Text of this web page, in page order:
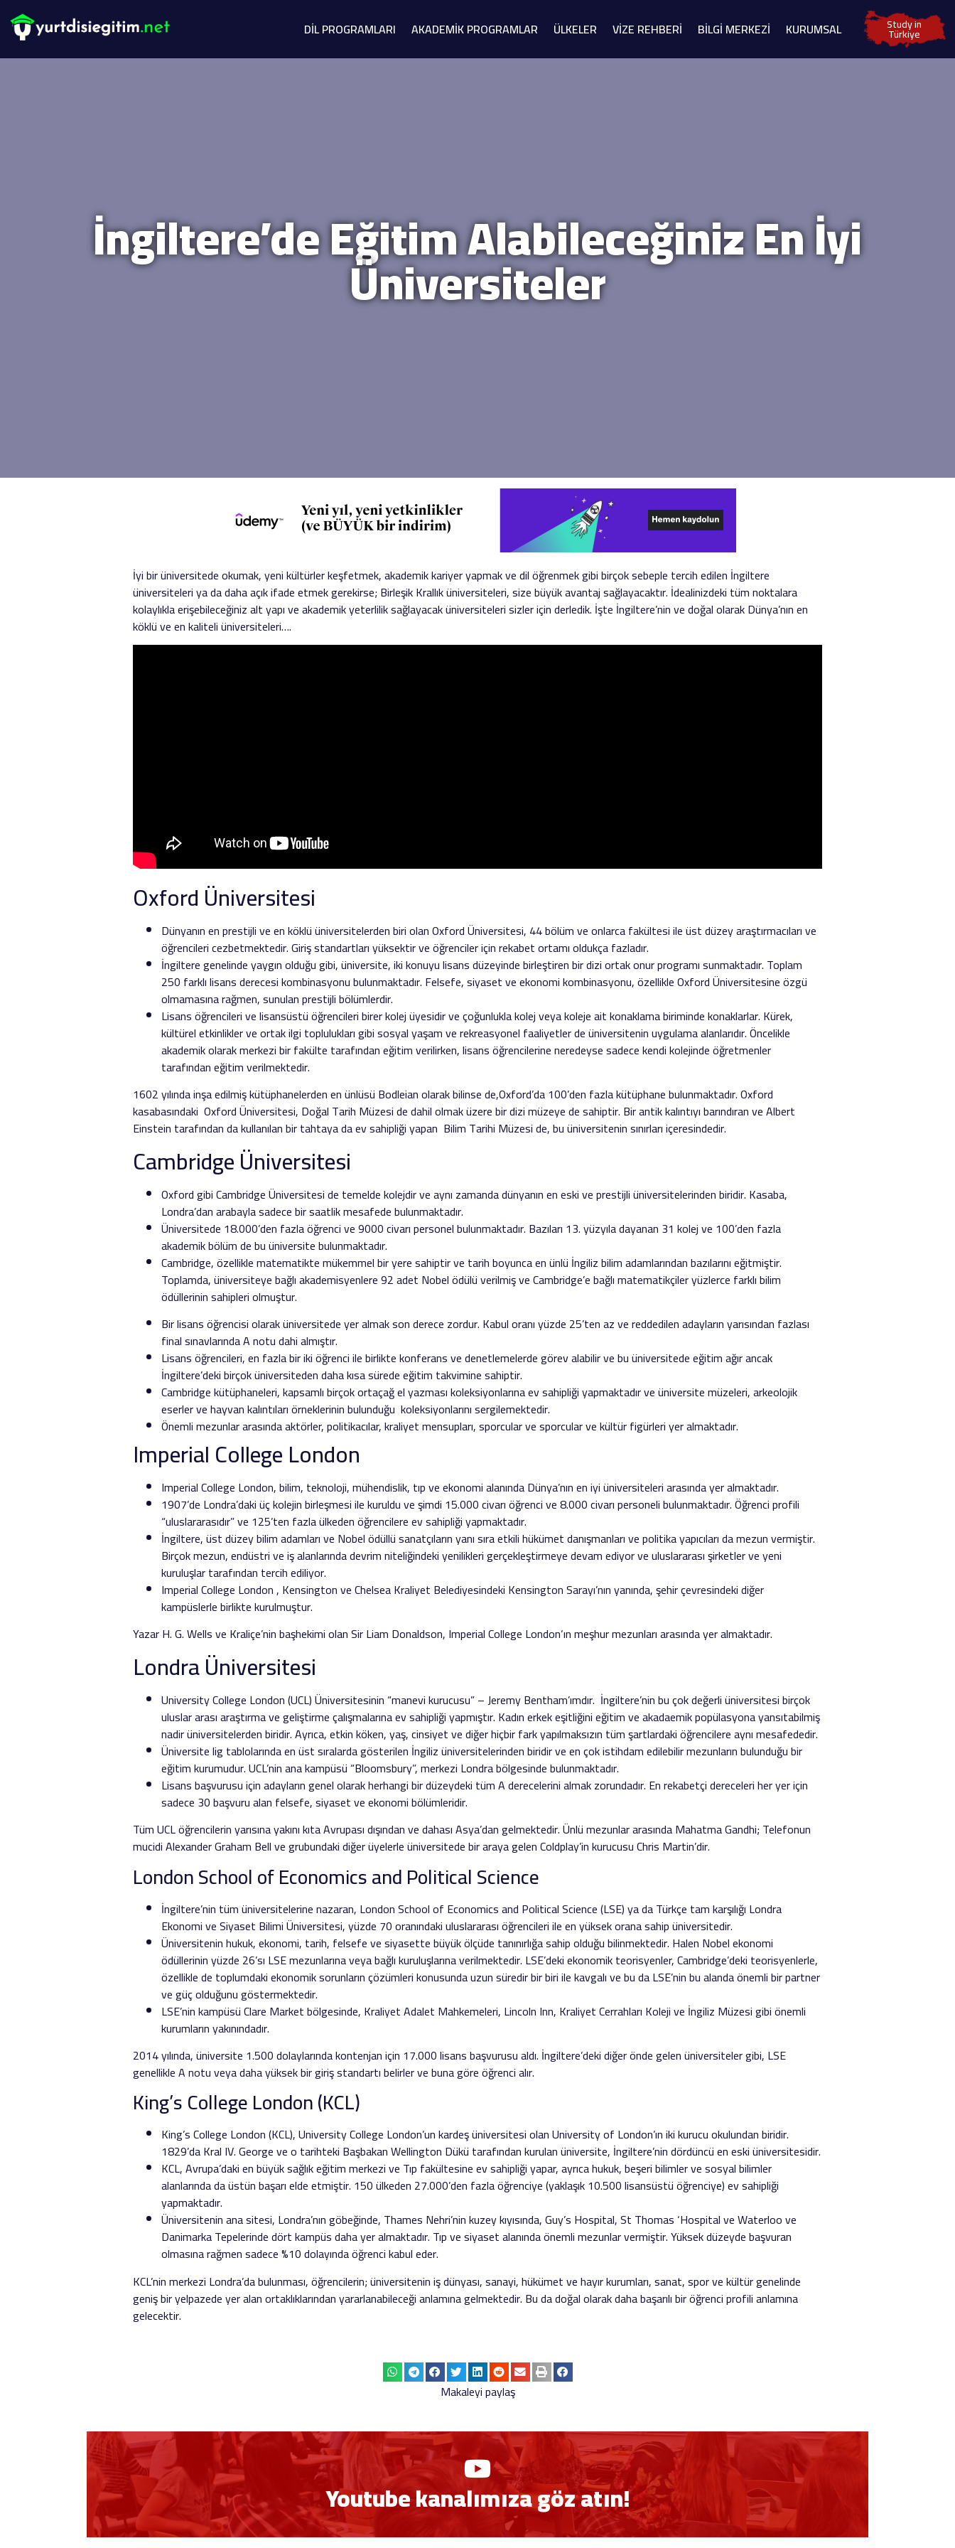
DİL PROGRAMLARI AKADEMİK PROGRAMLAR ÜLKELER VİZE REHBERİ BİLGİ MERKEZİ KURUMSAL Study in
Türkiye
İngiltere’de Eğitim Alabileceğiniz En İyi
Üniversiteler
İyi bir üniversitede okumak, yeni kültürler keşfetmek, akademik kariyer yapmak ve dil öğrenmek gibi birçok sebeple tercih edilen İngiltere
üniversiteleri ya da daha açık ifade etmek gerekirse; Birleşik Krallık üniversiteleri, size büyük avantaj sağlayacaktır. İdealinizdeki tüm noktalara
kolaylıkla erişebileceğiniz alt yapı ve akademik yeterlilik sağlayacak üniversiteleri sizler için derledik. İşte İngiltere’nin ve doğal olarak Dünya’nın en
köklü ve en kaliteli üniversiteleri….
Oxford Üniversitesi
Dünyanın en prestijli ve en köklü üniversitelerden biri olan Oxford Üniversitesi, 44 bölüm ve onlarca fakültesi ile üst düzey araştırmacıları ve
öğrencileri cezbetmektedir. Giriş standartları yüksektir ve öğrenciler için rekabet ortamı oldukça fazladır.
İngiltere genelinde yaygın olduğu gibi, üniversite, iki konuyu lisans düzeyinde birleştiren bir dizi ortak onur programı sunmaktadır. Toplam
250 farklı lisans derecesi kombinasyonu bulunmaktadır. Felsefe, siyaset ve ekonomi kombinasyonu, özellikle Oxford Üniversitesine özgü
olmamasına rağmen, sunulan prestijli bölümlerdir.
Lisans öğrencileri ve lisansüstü öğrencileri birer kolej üyesidir ve çoğunlukla kolej veya koleje ait konaklama biriminde konaklarlar. Kürek,
kültürel etkinlikler ve ortak ilgi toplulukları gibi sosyal yaşam ve rekreasyonel faaliyetler de üniversitenin uygulama alanlarıdır. Öncelikle
akademik olarak merkezi bir fakülte tarafından eğitim verilirken, lisans öğrencilerine neredeyse sadece kendi kolejinde öğretmenler
tarafından eğitim verilmektedir.
1602 yılında inşa edilmiş kütüphanelerden en ünlüsü Bodleian olarak bilinse de,Oxford’da 100’den fazla kütüphane bulunmaktadır. Oxford
kasabasındaki Oxford Üniversitesi, Doğal Tarih Müzesi de dahil olmak üzere bir dizi müzeye de sahiptir. Bir antik kalıntıyı barındıran ve Albert
Einstein tarafından da kullanılan bir tahtaya da ev sahipliği yapan Bilim Tarihi Müzesi de, bu üniversitenin sınırları içeresindedir.
Cambridge Üniversitesi
Oxford gibi Cambridge Üniversitesi de temelde kolejdir ve aynı zamanda dünyanın en eski ve prestijli üniversitelerinden biridir. Kasaba,
Londra’dan arabayla sadece bir saatlik mesafede bulunmaktadır.
Üniversitede 18.000’den fazla öğrenci ve 9000 civarı personel bulunmaktadır. Bazıları 13. yüzyıla dayanan 31 kolej ve 100’den fazla
akademik bölüm de bu üniversite bulunmaktadır.
Cambridge, özellikle matematikte mükemmel bir yere sahiptir ve tarih boyunca en ünlü İngiliz bilim adamlarından bazılarını eğitmiştir.
Toplamda, üniversiteye bağlı akademisyenlere 92 adet Nobel ödülü verilmiş ve Cambridge’e bağlı matematikçiler yüzlerce farklı bilim
ödüllerinin sahipleri olmuştur.
Bir lisans öğrencisi olarak üniversitede yer almak son derece zordur. Kabul oranı yüzde 25’ten az ve reddedilen adayların yarısından fazlası
final sınavlarında A notu dahi almıştır.
Lisans öğrencileri, en fazla bir iki öğrenci ile birlikte konferans ve denetlemelerde görev alabilir ve bu üniversitede eğitim ağır ancak
İngiltere’deki birçok üniversiteden daha kısa sürede eğitim takvimine sahiptir.
Cambridge kütüphaneleri, kapsamlı birçok ortaçağ el yazması koleksiyonlarına ev sahipliği yapmaktadır ve üniversite müzeleri, arkeolojik
eserler ve hayvan kalıntıları örneklerinin bulunduğu koleksiyonlarını sergilemektedir.
Önemli mezunlar arasında aktörler, politikacılar, kraliyet mensupları, sporcular ve sporcular ve kültür figürleri yer almaktadır.
Imperial College London
Imperial College London, bilim, teknoloji, mühendislik, tıp ve ekonomi alanında Dünya’nın en iyi üniversiteleri arasında yer almaktadır.
1907’de Londra’daki üç kolejin birleşmesi ile kuruldu ve şimdi 15.000 civarı öğrenci ve 8.000 civarı personeli bulunmaktadır. Öğrenci profili
“uluslararasıdır” ve 125’ten fazla ülkeden öğrencilere ev sahipliği yapmaktadır.
İngiltere, üst düzey bilim adamları ve Nobel ödüllü sanatçıların yanı sıra etkili hükümet danışmanları ve politika yapıcıları da mezun vermiştir.
Birçok mezun, endüstri ve iş alanlarında devrim niteliğindeki yenilikleri gerçekleştirmeye devam ediyor ve uluslararası şirketler ve yeni
kuruluşlar tarafından tercih ediliyor.
Imperial College London , Kensington ve Chelsea Kraliyet Belediyesindeki Kensington Sarayı’nın yanında, şehir çevresindeki diğer
kampüslerle birlikte kurulmuştur.
Yazar H. G. Wells ve Kraliçe’nin başhekimi olan Sir Liam Donaldson, Imperial College London‘ın meşhur mezunları arasında yer almaktadır.
Londra Üniversitesi
University College London (UCL) Üniversitesinin “manevi kurucusu” – Jeremy Bentham’ımdır. İngiltere’nin bu çok değerli üniversitesi birçok
uluslar arası araştırma ve geliştirme çalışmalarına ev sahipliği yapmıştır. Kadın erkek eşitliğini eğitim ve akadaemik popülasyona yansıtabilmiş
nadir üniversitelerden biridir. Ayrıca, etkin köken, yaş, cinsiyet ve diğer hiçbir fark yapılmaksızın tüm şartlardaki öğrencilere aynı mesafededir.
Üniversite lig tablolarında en üst sıralarda gösterilen İngiliz üniversitelerinden biridir ve en çok istihdam edilebilir mezunların bulunduğu bir
eğitim kurumudur. UCL’nin ana kampüsü “Bloomsbury”, merkezi Londra bölgesinde bulunmaktadır.
Lisans başvurusu için adayların genel olarak herhangi bir düzeydeki tüm A derecelerini almak zorundadır. En rekabetçi dereceleri her yer için
sadece 30 başvuru alan felsefe, siyaset ve ekonomi bölümleridir.
Tüm UCL öğrencilerin yarısına yakını kıta Avrupası dışından ve dahası Asya’dan gelmektedir. Ünlü mezunlar arasında Mahatma Gandhi; Telefonun
mucidi Alexander Graham Bell ve grubundaki diğer üyelerle üniversitede bir araya gelen Coldplay’in kurucusu Chris Martin’dir.
London School of Economics and Political Science
İngiltere’nin tüm üniversitelerine nazaran, London School of Economics and Political Science (LSE) ya da Türkçe tam karşılığı Londra
Ekonomi ve Siyaset Bilimi Üniversitesi, yüzde 70 oranındaki uluslararası öğrencileri ile en yüksek orana sahip üniversitedir.
Üniversitenin hukuk, ekonomi, tarih, felsefe ve siyasette büyük ölçüde tanınırlığa sahip olduğu bilinmektedir. Halen Nobel ekonomi
ödüllerinin yüzde 26’sı LSE mezunlarına veya bağlı kuruluşlarına verilmektedir. LSE’deki ekonomik teorisyenler, Cambridge’deki teorisyenlerle,
özellikle de toplumdaki ekonomik sorunların çözümleri konusunda uzun süredir bir biri ile kavgalı ve bu da LSE’nin bu alanda önemli bir partner
ve güç olduğunu göstermektedir.
LSE’nin kampüsü Clare Market bölgesinde, Kraliyet Adalet Mahkemeleri, Lincoln Inn, Kraliyet Cerrahları Koleji ve İngiliz Müzesi gibi önemli
kurumların yakınındadır.
2014 yılında, üniversite 1.500 dolaylarında kontenjan için 17.000 lisans başvurusu aldı. İngiltere’deki diğer önde gelen üniversiteler gibi, LSE
genellikle A notu veya daha yüksek bir giriş standartı belirler ve buna göre öğrenci alır.
King’s College London (KCL)
King’s College London (KCL), University College London’un kardeş üniversitesi olan University of London’ın iki kurucu okulundan biridir.
1829’da Kral IV. George ve o tarihteki Başbakan Wellington Dükü tarafından kurulan üniversite, İngiltere’nin dördüncü en eski üniversitesidir.
KCL, Avrupa’daki en büyük sağlık eğitim merkezi ve Tıp fakültesine ev sahipliği yapar, ayrıca hukuk, beşeri bilimler ve sosyal bilimler
alanlarında da üstün başarı elde etmiştir. 150 ülkeden 27.000’den fazla öğrenciye (yaklaşık 10.500 lisansüstü öğrenciye) ev sahipliği
yapmaktadır.
Üniversitenin ana sitesi, Londra’nın göbeğinde, Thames Nehri’nin kuzey kıyısında, Guy’s Hospital, St Thomas ‘Hospital ve Waterloo ve
Danimarka Tepelerinde dört kampüs daha yer almaktadır. Tıp ve siyaset alanında önemli mezunlar vermiştir. Yüksek düzeyde başvuran
olmasına rağmen sadece %10 dolayında öğrenci kabul eder.
KCL’nin merkezi Londra’da bulunması, öğrencilerin; üniversitenin iş dünyası, sanayi, hükümet ve hayır kurumları, sanat, spor ve kültür genelinde
geniş bir yelpazede yer alan ortaklıklarından yararlanabileceği anlamına gelmektedir. Bu da doğal olarak daha başarılı bir öğrenci profili anlamına
gelecektir.
Makaleyi paylaş
Youtube kanalımıza göz atın!